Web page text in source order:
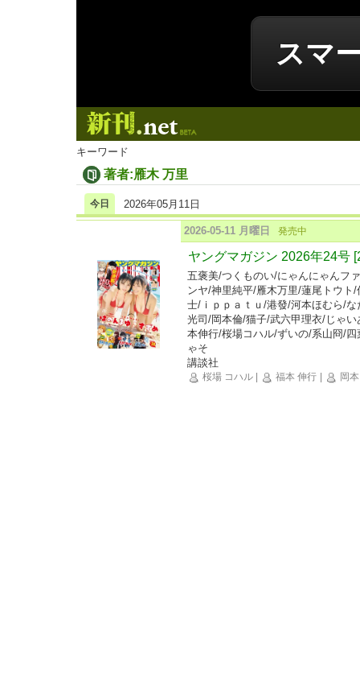
スマ
キーワード
著者:雁木 万里
今日 2026年05月11日
2026-05-11 月曜日 発売中
ヤングマガジン 2026年24号
五褒美/つくものい/にゃんにゃんフ
ンヤ/神里純平/雁木万里/蓮尾トウト
士/ｉｐｐａｔｕ/港發/河本ほむら/
光司/岡本倫/猫子/武六甲理衣/じゃ
本伸行/桜場コハル/ずいの/系山冏/
ゃそ
講談社
桜場 コハル 福本 伸行 岡